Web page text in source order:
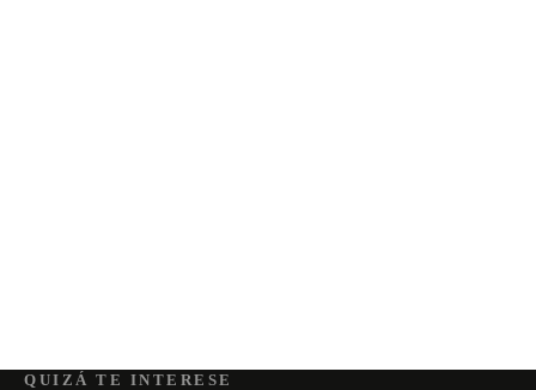
QUIZÁ TE INTERESE